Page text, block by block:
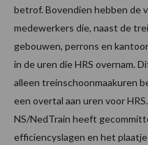
betrof. Bovendien hebben de
medewerkers die, naast de
gebouwen, perrons en
in de uren die HRS overnam.
alleen treinschoonmaakuren
een overtal aan uren voor
NS/NedTrain heeft
efficiencyslagen en het plaatje